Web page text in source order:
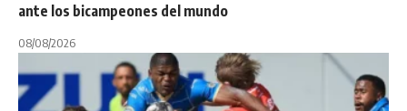
ante los bicampeones del mundo
08/08/2026